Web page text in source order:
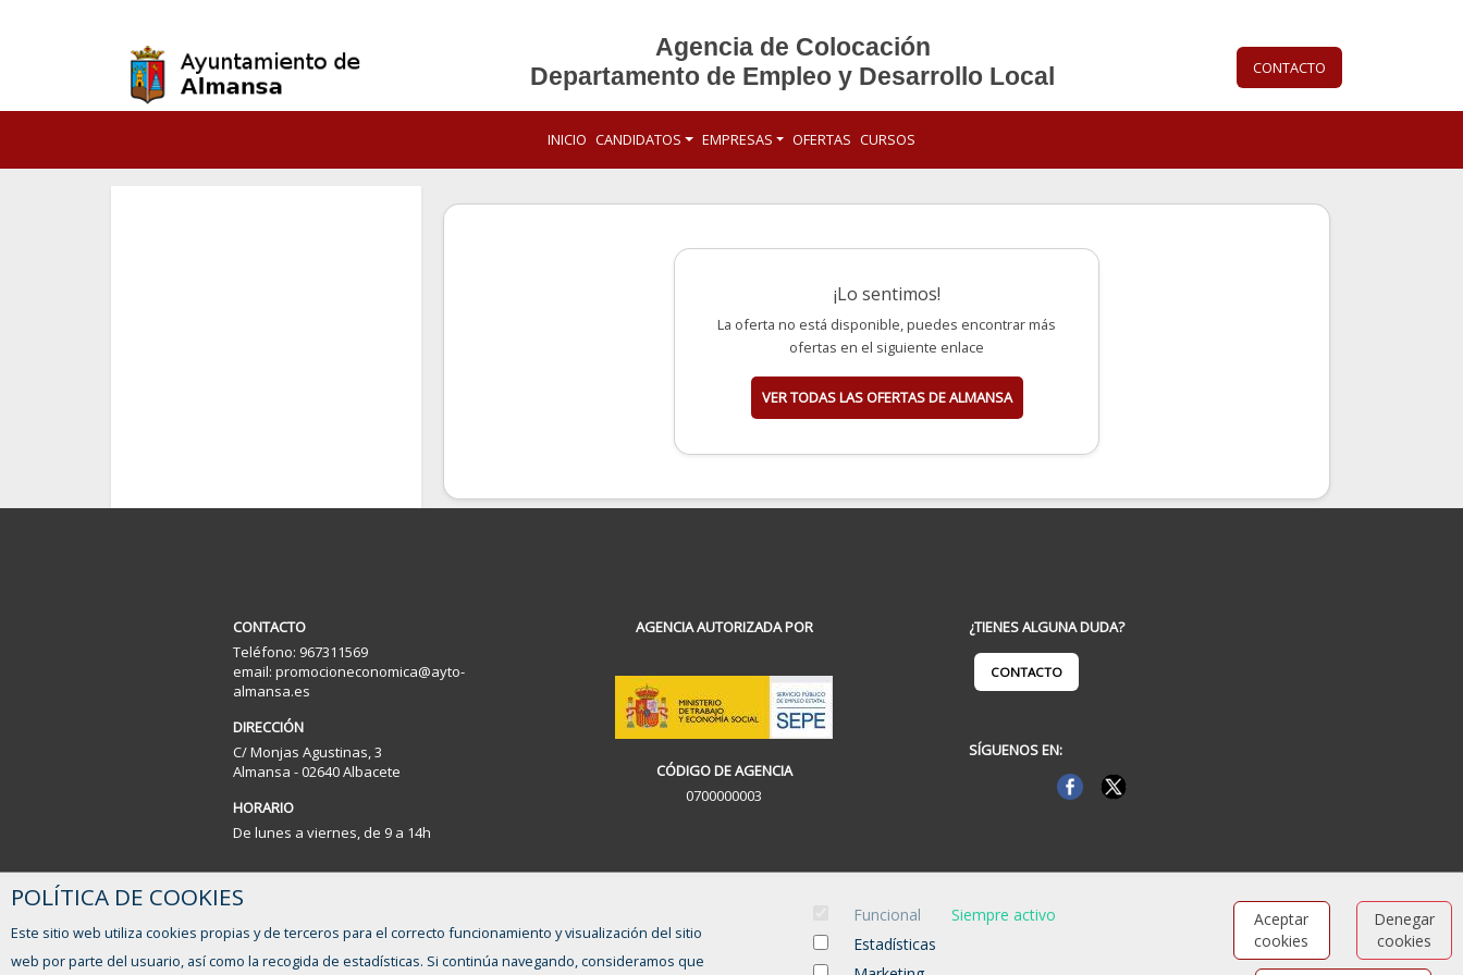
Agencia de Colocación
Departamento de Empleo y Desarrollo Local
CONTACTO
INICIO CANDIDATOS EMPRESAS OFERTAS CURSOS
¡Lo sentimos!
La oferta no está disponible, puedes encontrar más
ofertas en el siguiente enlace
VER TODAS LAS OFERTAS DE ALMANSA
CONTACTO
Teléfono: 967311569
email: promocioneconomica@ayto-
almansa.es
DIRECCIÓN
C/ Monjas Agustinas, 3
Almansa - 02640 Albacete
HORARIO
De lunes a viernes, de 9 a 14h
AGENCIA AUTORIZADA POR
CÓDIGO DE AGENCIA
0700000003
¿TIENES ALGUNA DUDA?
CONTACTO
SÍGUENOS EN:
POLÍTICA DE COOKIES
Este sitio web utiliza cookies propias y de terceros para el correcto funcionamiento y visualización del sitio
web por parte del usuario, así como la recogida de estadísticas. Si continúa navegando, consideramos que
Funcional
Siempre activo
Estadísticas
Aceptar
cookies
Denegar
cookies